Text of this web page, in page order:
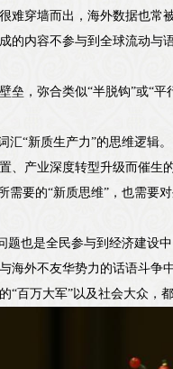
难穿墙而出，海外数据也常
的内容不参与到全球流动与
，弥合类似“半脱钩”或“平
“新质生产力”的思维逻辑。
、产业深度转型升级而催生
需要的“新质思维”，也需要
题也是全民参与到经济建设
海外不友华势力的话语斗争
“百万大军”以及社会大众，